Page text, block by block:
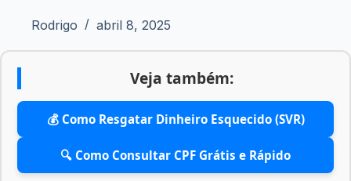
Rodrigo abril 8, 2025
Veja também:
💰 Como Resgatar Dinheiro Esquecido (SVR)
🔍 Como Consultar CPF Grátis e Rápido